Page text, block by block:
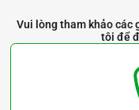
FTSD+2 – 125-
Vui lòng tham khảo các
tôi để